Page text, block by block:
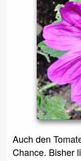
Auch den
Chance. Bisher